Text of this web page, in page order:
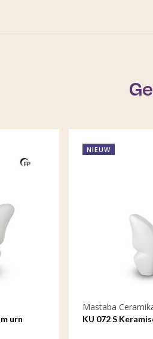
NIEUW
Mastaba Ceramika
KU 072 S Keramische